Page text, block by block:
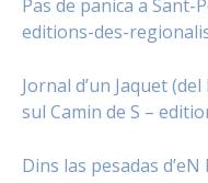
Pas de panica a
editions-des-
Jornal d’un Jaquet
sul Camin de S –
Dins las pesadas